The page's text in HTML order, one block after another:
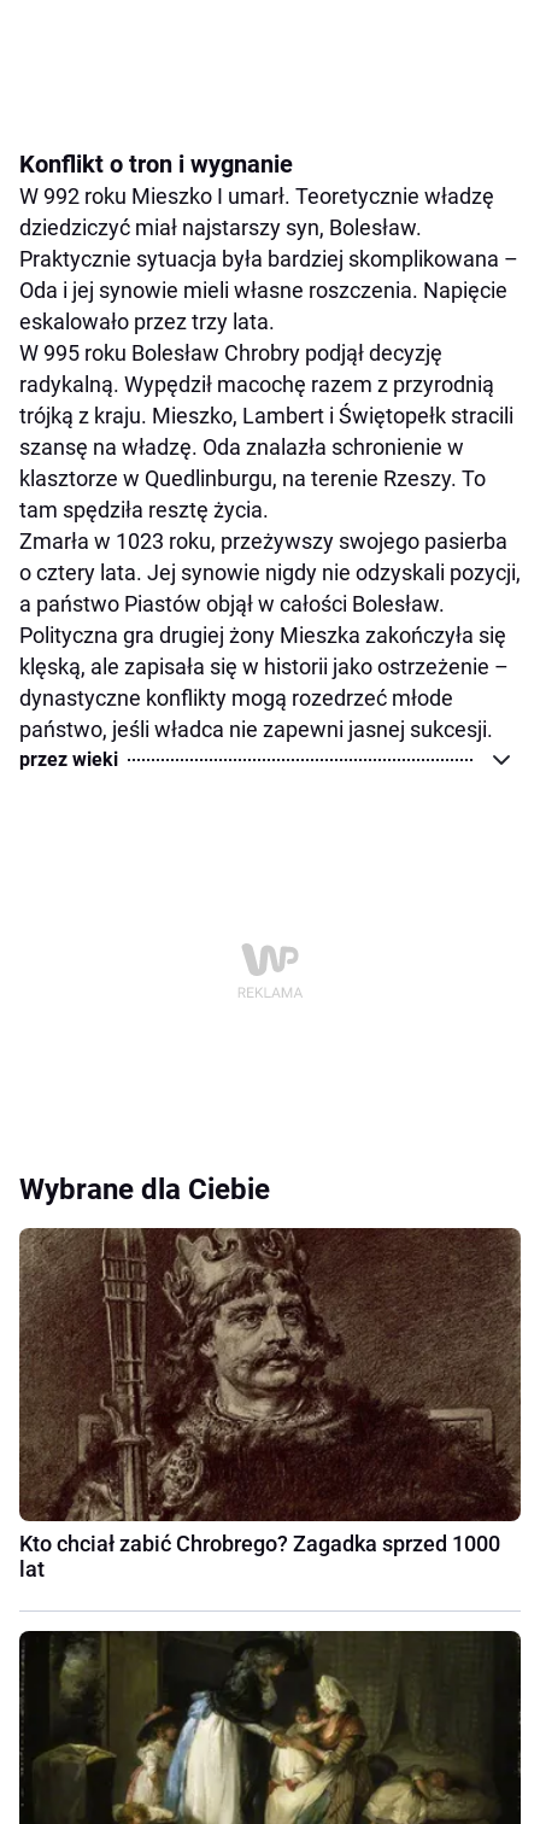
Konflikt o tron i wygnanie
W 992 roku Mieszko I umarł. Teoretycznie władzę
dziedziczyć miał najstarszy syn, Bolesław.
Praktycznie sytuacja była bardziej skomplikowana –
Oda i jej synowie mieli własne roszczenia. Napięcie
eskalowało przez trzy lata.
W 995 roku Bolesław Chrobry podjął decyzję
radykalną. Wypędził macochę razem z przyrodnią
trójką z kraju. Mieszko, Lambert i Świętopełk stracili
szansę na władzę. Oda znalazła schronienie w
klasztorze w Quedlinburgu, na terenie Rzeszy. To
tam spędziła resztę życia.
Zmarła w 1023 roku, przeżywszy swojego pasierba
o cztery lata. Jej synowie nigdy nie odzyskali pozycji,
a państwo Piastów objął w całości Bolesław.
Polityczna gra drugiej żony Mieszka zakończyła się
klęską, ale zapisała się w historii jako ostrzeżenie –
dynastyczne konflikty mogą rozedrzeć młode
państwo, jeśli władca nie zapewni jasnej sukcesji.
przez wieki
Wybrane dla Ciebie
Kto chciał zabić Chrobrego? Zagadka sprzed 1000
lat